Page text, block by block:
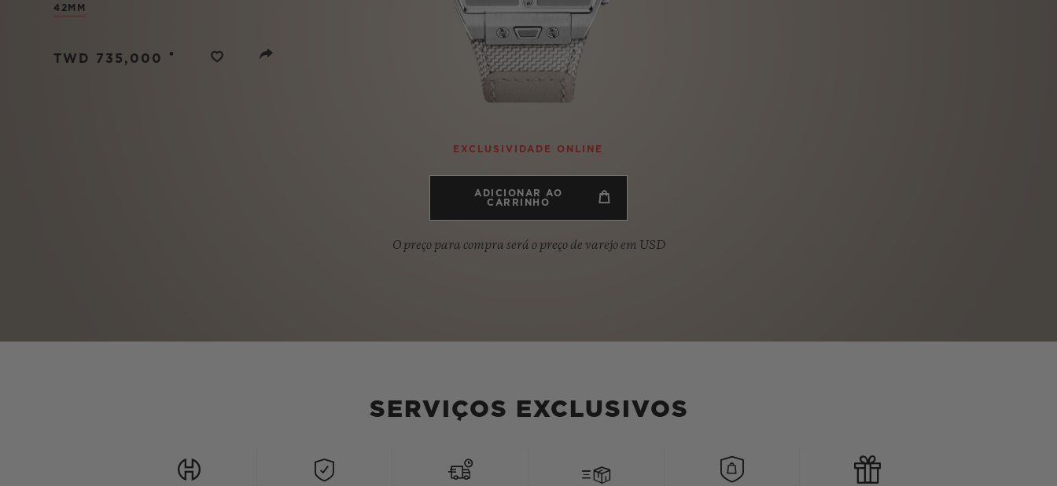
42MM
TWD 735,000 •
EXCLUSIVIDADE ONLINE
ADICIONAR AO
CARRINHO
O preço para compra será o preço de varejo em USD
SERVIÇOS EXCLUSIVOS
BIG BANG
PEACH CERAMIC
ENTREGA PROGRAMADA
CONTATO